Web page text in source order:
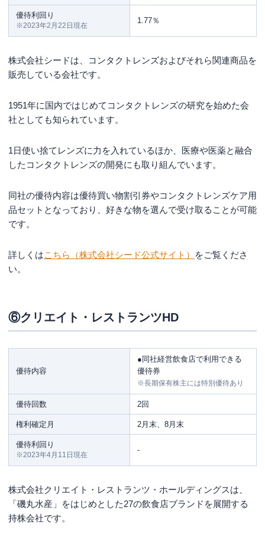
優待利回り
※2023年2月22日現在
1.77％
株式会社シードは、コンタクトレンズおよびそれら関連商品を
販売している会社です。
1951年に国内ではじめてコンタクトレンズの研究を始めた会
社としても知られています。
1日使い捨てレンズに力を入れているほか、医療や医薬と融合
したコンタクトレンズの開発にも取り組んでいます。
同社の優待内容は優待買い物割引券やコンタクトレンズケア用
品セットとなっており、好きな物を選んで受け取ることが可能
です。
詳しくはこちら（株式会社シード公式サイト）
をご覧くださ
い。
⑥クリエイト・レストランツHD
優待内容
●同社経営飲食店で利用できる
優待券
※長期保有株主には特別優待あり
優待回数 2回
権利確定月 2月末、8月末
優待利回り
※2023年4月11日現在
-
株式会社クリエイト・レストランツ・ホールディングスは、
「磯丸水産」をはじめとした27の飲食店ブランドを展開する
持株会社です。